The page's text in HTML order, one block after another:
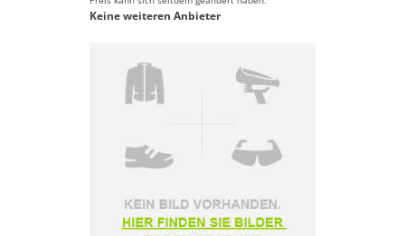
Keine weiteren Anbieter